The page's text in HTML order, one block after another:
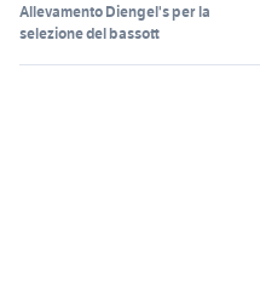
Allevamento Diengel's per la
selezione del bassott